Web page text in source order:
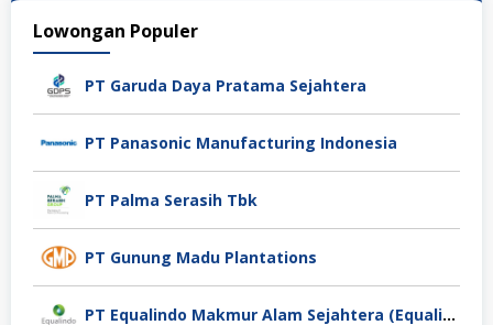
Lowongan Populer
PT Garuda Daya Pratama Sejahtera
PT Panasonic Manufacturing Indonesia
PT Palma Serasih Tbk
PT Gunung Madu Plantations
PT Equalindo Makmur Alam Sejahtera (Equalindo Group)